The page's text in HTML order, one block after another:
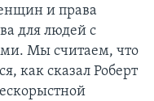
и права
для людей с
Мы считаем, что
как сказал Роберт